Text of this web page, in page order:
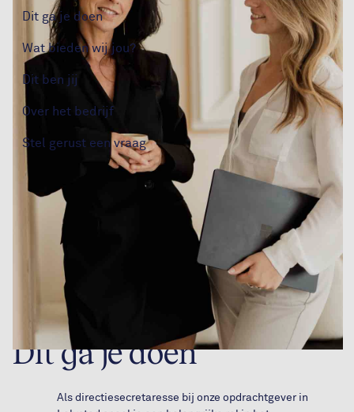
Dit ga je doen
Wat bieden wij jou?
Dit ben jij
Over het bedrijf
Stel gerust een vraag
Dit ga je doen
Als directiesecretaresse bij onze opdrachtgever in